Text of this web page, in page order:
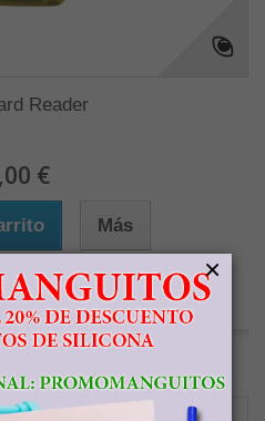
Reader
€
Más
stock
×